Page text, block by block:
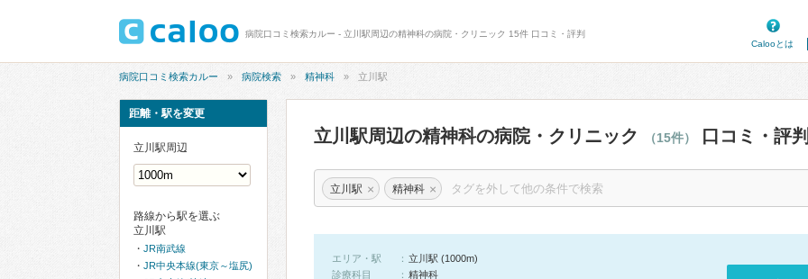
病院口コミ検索カルー - 立川駅周辺の精神科の病院・クリニック 15件 口コミ・評判
Calooとは
病院口コミ検索カルー 病院検索 精神科 立川駅
立川駅周辺の精神科の病院・クリニック （15件） 口コミ・評
立川駅 × 精神科 ×
エリア・駅
立川駅 (1000m)
診療科目
精神科
距離・駅を変更
立川駅周辺
路線から駅を選ぶ
立川駅
JR南武線
JR中央本線(東京～塩尻)